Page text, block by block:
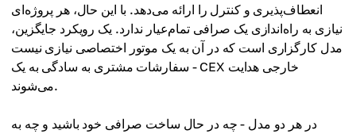
انعطاف‌پذیری و کنترل را ارائه می‌دهد. با این حال، هر پروژه‌ای
نیازی به راه‌اندازی یک صرافی تمام‌عیار ندارد. یک رویکرد جایگزین،
مدل کارگزاری است که در آن به یک موتور اختصاصی نیازی نیست
- سفارشات مشتری به سادگی به یک CEX خارجی هدایت
می‌شوند.
در هر دو مدل - چه در حال ساخت صرافی خود باشید و چه به